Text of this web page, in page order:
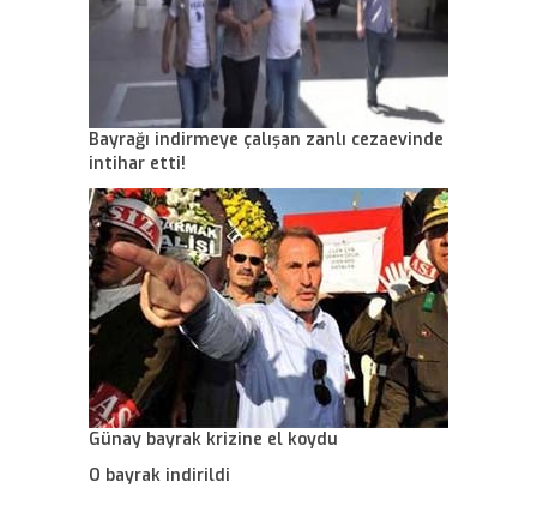
Bayrağı indirmeye çalışan zanlı cezaevinde
intihar etti!
Günay bayrak krizine el koydu
O bayrak indirildi